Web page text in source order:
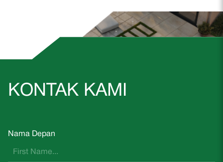
KONTAK KAMI
Nama Depan